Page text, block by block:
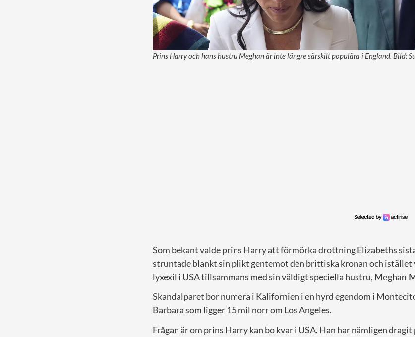
Prins Harry och hans hustru Meghan är inte längre särskilt populära i England. Bild:
Som bekant valde prins Harry att förmörka drottning Elizabeths
struntade blankt sin plikt gentemot den brittiska kronan och istället
lyxexil i USA tillsammans med sin väldigt speciella hustru, Meghan
Skandalparet bor numera i Kalifornien i en hyrd egendom i
Barbara som ligger 15 mil norr om Los Angeles.
Frågan är om prins Harry kan bo kvar i USA. Han har nämligen dragit